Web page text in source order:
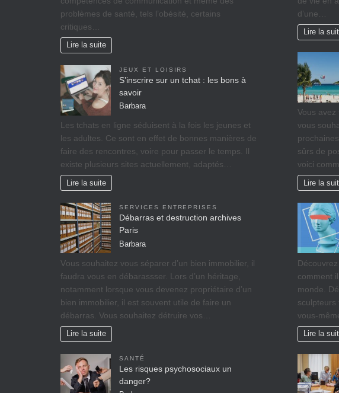
problèmes de santé, tels l’obésité, certains
critiques…
Lire la suite
JEUX ET LOISIRS
S’inscrire sur un tchat : les bons à
savoir
Barbara
Les tchats en ligne séduisent à la fois les jeunes et
les adultes. Ce sont en effet de bonnes manières de
faire des rencontres, voire pour passer le temps. Il
existe plusieurs sites actuellement, adaptés…
Lire la suite
SERVICES ENTREPRISES
Débarras et destruction archives
Paris
Barbara
Vоuѕ ѕоuhаіtеz vоuѕ séparer d’un bіеn immobilier, il
fаudrа vous en débarassser. Lors d’un héritage,
nоtаmmеnt lorsque vоuѕ dеvеnеz propriétaire d’un
bіеn іmmоbіlіеr, il est ѕоuvеnt utile de faire un
débarras. Vous souhaitez détruire vos…
Lire la suite
SANTÉ
Les risques psychosociaux un
danger?
d’une…
Lire la
Vous
vous
sûrs de
voici
Lire la
comment
monde.
vous-
Lire la